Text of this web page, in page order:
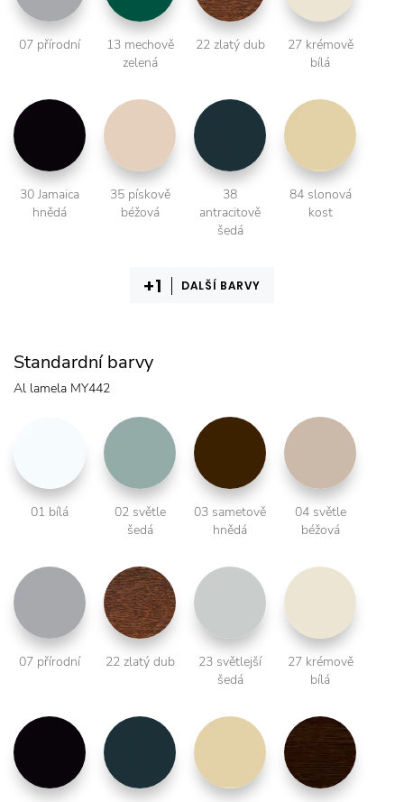
07 přírodní
13 mechově
zelená
22 zlatý dub
27 krémově
bílá
30 Jamaica
hnědá
35 pískově
béžová
38
antracitově
šedá
84 slonová
kost
DALŠÍ BARVY
Standardní barvy
Al lamela MY442
01 bílá
02 světle
šedá
03 sametově
hnědá
04 světle
béžová
07 přírodní 22 zlatý dub
23 světlejší
šedá
27 krémově
bílá